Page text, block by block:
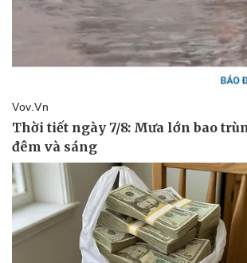
Lịch thi đấu bóng đá
Thế giới thể thao
eSports
Xe máy
Tư vấn